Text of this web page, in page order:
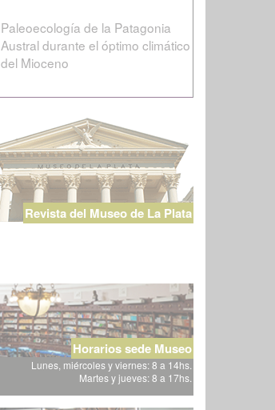
Paleoecología de la Patagonia
Austral durante el óptimo climático
del Mioceno
Revista del Museo de La Plata
Horarios sede Museo
Lunes, miércoles y viernes: 8 a 14hs.
Martes y jueves: 8 a 17hs.